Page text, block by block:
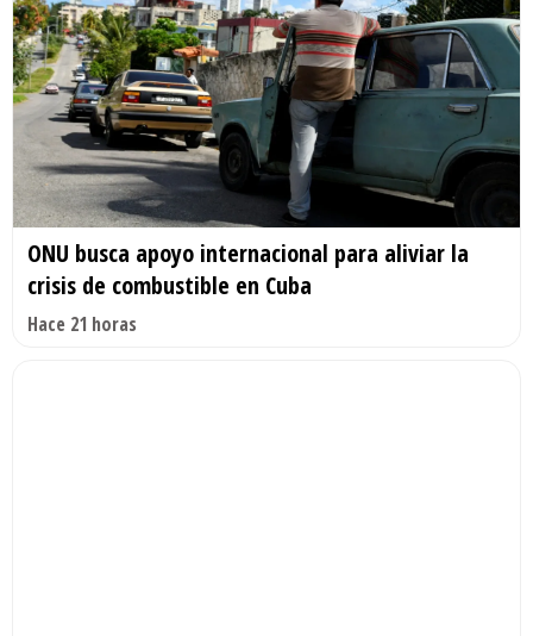
ONU busca apoyo internacional para aliviar la
crisis de combustible en Cuba
Hace 21 horas